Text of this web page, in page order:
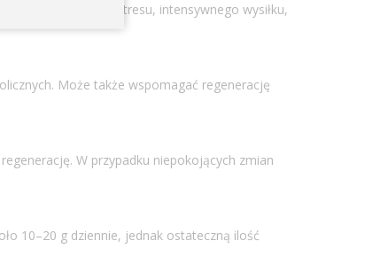
okresów stresu, intensywnego wysiłku,
Może także wspomagać regenerację
W przypadku niepokojących zmian
10–20 g dziennie, jednak ostateczną ilość